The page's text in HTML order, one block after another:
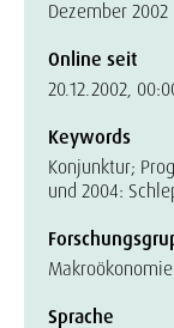
Dezember 2002
Online seit
20.12.2002,
Keywords
Konjunktur;
und 2004:
Sprache